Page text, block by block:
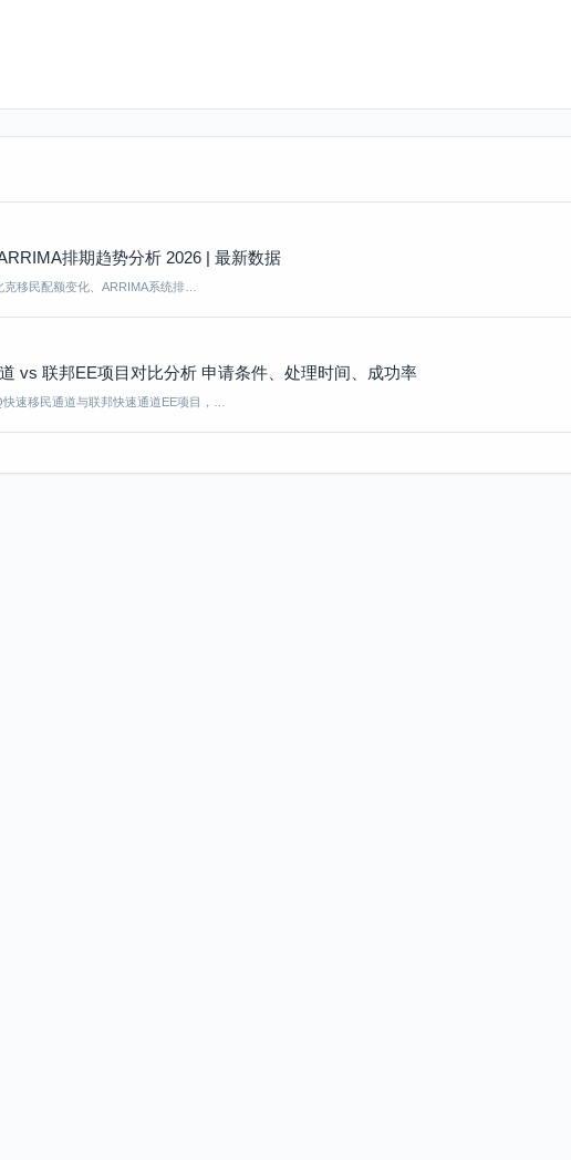
排期趋势分析 2026 | 最新数据
移民配额变化、ARRIMA系统排…
vs 联邦EE项目对比分析 申请条件、处理时间、成功率
速移民通道与联邦快速通道EE项目，…